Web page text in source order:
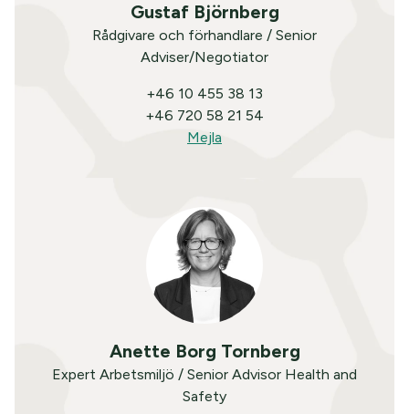
Gustaf Björnberg
Rådgivare och förhandlare / Senior
Adviser/Negotiator
+46 10 455 38 13
+46 720 58 21 54
Mejla
Anette Borg Tornberg
Expert Arbetsmiljö / Senior Advisor Health and
Safety